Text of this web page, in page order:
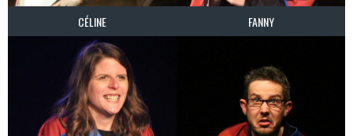
CÉLINE FANNY